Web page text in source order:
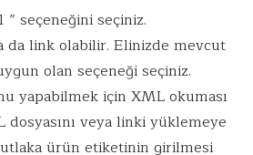
” seçeneğini seçiniz.
da link olabilir. Elinizde mevcut
olan seçeneği seçiniz.
yapabilmek için XML okuması
veya linki yüklemeye
ürün etiketinin girilmesi